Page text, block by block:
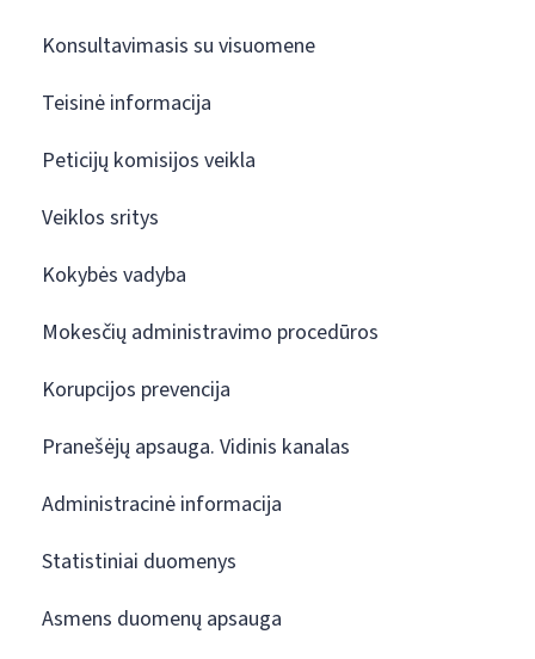
Konsultavimasis su visuomene
Teisinė informacija
Peticijų komisijos veikla
Veiklos sritys
Kokybės vadyba
Mokesčių administravimo procedūros
Korupcijos prevencija
Pranešėjų apsauga. Vidinis kanalas
Administracinė informacija
Statistiniai duomenys
Asmens duomenų apsauga